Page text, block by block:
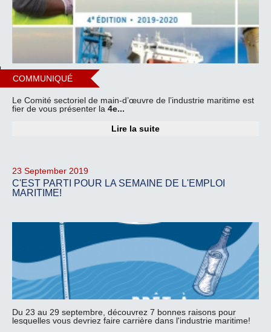
COMMUNIQUÉ
Le Comité sectoriel de main-d’œuvre de l’industrie maritime est
fier de vous présenter la 4e...
Lire la suite
23 September 2019
C'EST PARTI POUR LA SEMAINE DE L'EMPLOI
MARITIME!
Du 23 au 29 septembre, découvrez 7 bonnes raisons pour
lesquelles vous devriez faire carrière dans l'industrie maritime!